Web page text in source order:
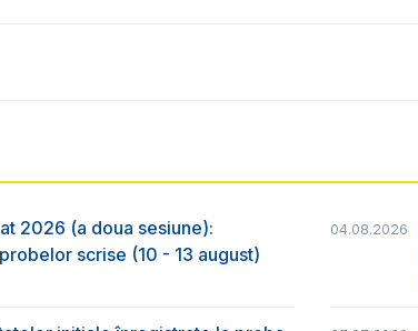
2026 (a doua sesiune):
scrise (10 - 13 august)
04.08.2026